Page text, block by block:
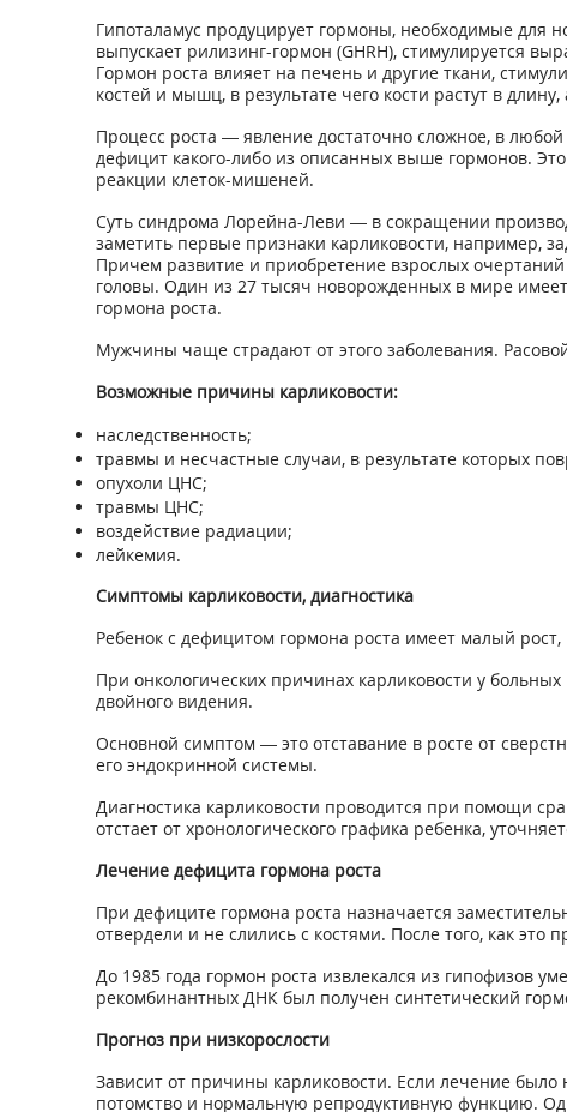
Гипоталамус продуцирует гормоны, необходимые для
выпускает рилизинг-гормон (GHRH), стимулируется
Гормон роста влияет на печень и другие ткани,
костей и мышц, в результате чего кости растут в
Процесс роста — явление достаточно сложное, в
дефицит какого-либо из описанных выше гормонов.
реакции клеток-мишеней.
Суть синдрома Лорейна-Леви — в сокращении
заметить первые признаки карликовости, например,
Причем развитие и приобретение взрослых
головы. Один из 27 тысяч новорожденных в мире
гормона роста.
Мужчины чаще страдают от этого заболевания.
Возможные причины карликовости:
наследственность;
травмы и несчастные случаи, в результате которых
опухоли ЦНС;
травмы ЦНС;
воздействие радиации;
лейкемия.
Симптомы карликовости, диагностика
Ребенок с дефицитом гормона роста имеет малый
При онкологических причинах карликовости у
двойного видения.
Основной симптом — это отставание в росте от
его эндокринной системы.
Диагностика карликовости проводится при помощи
отстает от хронологического графика ребенка,
Лечение дефицита гормона роста
При дефиците гормона роста назначается
отвердели и не слились с костями. После того, как
До 1985 года гормон роста извлекался из гипофизов
рекомбинантных ДНК был получен синтетический
Прогноз при низкорослости
Зависит от причины карликовости. Если лечение
потомство и нормальную репродуктивную функцию.